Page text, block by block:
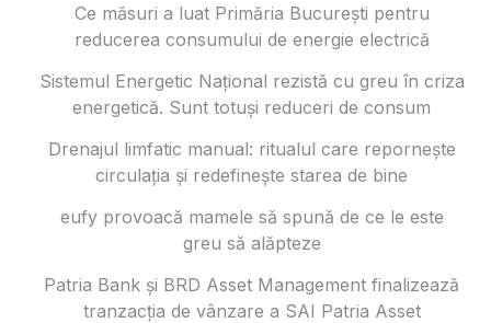
Ce măsuri a luat Primăria București pentru
reducerea consumului de energie electrică
Sistemul Energetic Național rezistă cu greu în criza
energetică. Sunt totuși reduceri de consum
Drenajul limfatic manual: ritualul care repornește
circulația și redefinește starea de bine
eufy provoacă mamele să spună de ce le este
greu să alăpteze
Patria Bank și BRD Asset Management finalizează
tranzacția de vânzare a SAI Patria Asset